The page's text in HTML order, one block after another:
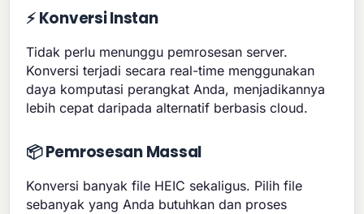
⚡ Konversi Instan
Tidak perlu menunggu pemrosesan server.
Konversi terjadi secara real-time menggunakan
daya komputasi perangkat Anda, menjadikannya
lebih cepat daripada alternatif berbasis cloud.
📦 Pemrosesan Massal
Konversi banyak file HEIC sekaligus. Pilih file
sebanyak yang Anda butuhkan dan proses